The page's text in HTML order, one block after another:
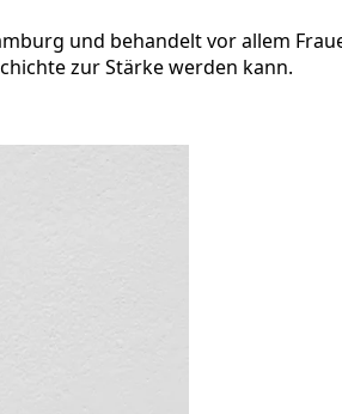
und behandelt vor allem
zur Stärke werden kann.